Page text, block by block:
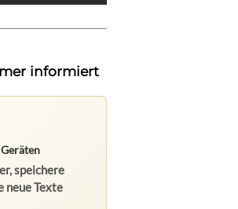
informiert
speichere
neue Texte